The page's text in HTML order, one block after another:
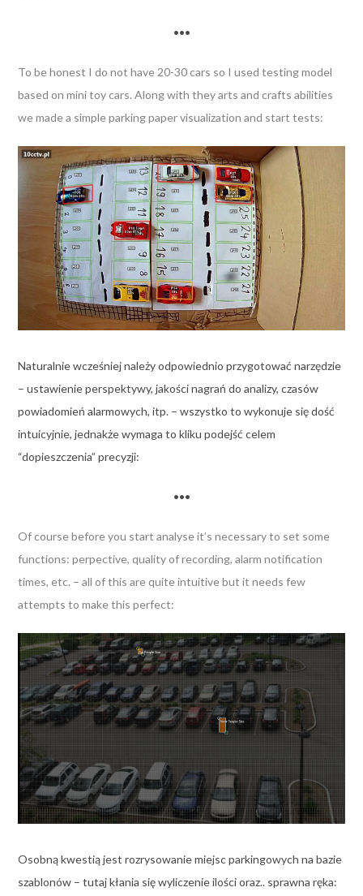
•••
To be honest I do not have 20-30 cars so I used testing model
based on mini toy cars. Along with they arts and crafts abilities
we made a simple parking paper visualization and start tests:
Naturalnie wcześniej należy odpowiednio przygotować narzędzie
– ustawienie perspektywy, jakości nagrań do analizy, czasów
powiadomień alarmowych, itp. – wszystko to wykonuje się dość
intuicyjnie, jednakże wymaga to kliku podejść celem
“dopieszczenia” precyzji:
•••
Of course before you start analyse it’s necessary to set some
functions: perpective, quality of recording, alarm notification
times, etc. – all of this are quite intuitive but it needs few
attempts to make this perfect:
Osobną kwestią jest rozrysowanie miejsc parkingowych na bazie
szablonów – tutaj kłania się wyliczenie ilości oraz.. sprawna ręka: